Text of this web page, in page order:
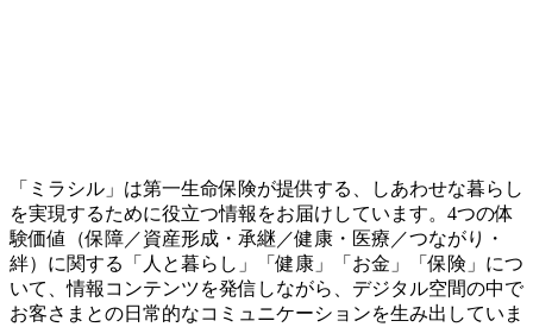
「ミラシル」は第一生命保険が提供する、しあわせな暮らし
を実現するために役立つ情報をお届けしています。4つの体
験価値（保障／資産形成・承継／健康・医療／つながり・
絆）に関する「人と暮らし」「健康」「お金」「保険」につ
いて、情報コンテンツを発信しながら、デジタル空間の中で
お客さまとの日常的なコミュニケーションを生み出していま